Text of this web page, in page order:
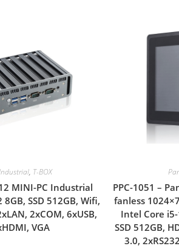
, T-BOX
MINI-PC Industrial
8GB, SSD 512GB, Wifi,
2xCOM, 6xUSB,
VGA
PPC-1051 –
fanless
Intel Core i5-
SSD 512GB,
3.0,